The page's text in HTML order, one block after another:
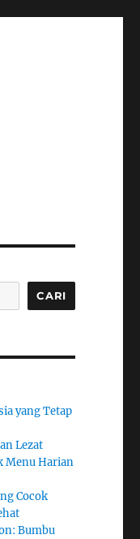
CARI
yang Tetap
Lezat
Menu Harian
Cocok
Bumbu